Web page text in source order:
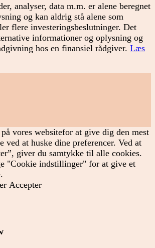
analyser, data m.m. er alene beregnet
og kan aldrig stå alene som
flere investeringsbeslutninger. Det
informationer og oplysning og
hos en finansiel rådgiver. Læs
vores websitefor at give dig den mest
ved at huske dine preferencer. Ved at
giver du samtykke til alle cookies.
"Cookie indstillinger" for at give et
Accepter